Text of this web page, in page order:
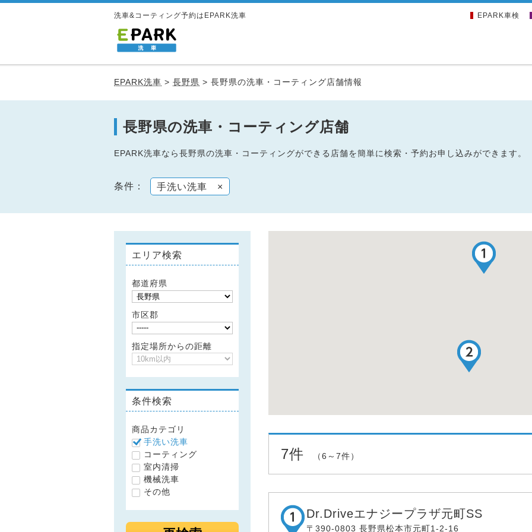
洗車&コーティング予約はEPARK洗車 EPARK車検
EPARK洗車 > 長野県 > 長野県の洗車・コーティング店舗情報
長野県の洗車・コーティング店舗
EPARK洗車なら長野県の洗車・コーティングができる店舗を簡単に検索・予約お申し込みができます。
条件： 手洗い洗車 ×
エリア検索
都道府県
市区郡
指定場所からの距離
条件検索
商品カテゴリ
手洗い洗車
コーティング
室内清掃
機械洗車
その他
7件 （6～7件）
Dr.Driveエナジープラザ元町SS
〒390-0803 長野県松本市元町1-2-16